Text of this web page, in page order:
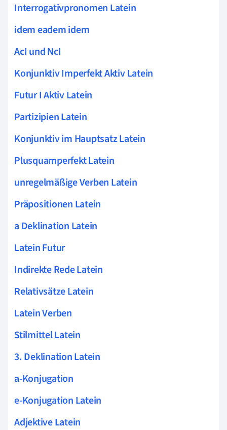
Interrogativpronomen Latein
idem eadem idem
AcI und NcI
Konjunktiv Imperfekt Aktiv Latein
Futur I Aktiv Latein
Partizipien Latein
Konjunktiv im Hauptsatz Latein
Plusquamperfekt Latein
unregelmäßige Verben Latein
Präpositionen Latein
a Deklination Latein
Latein Futur
Indirekte Rede Latein
Relativsätze Latein
Latein Verben
Stilmittel Latein
3. Deklination Latein
a-Konjugation
e-Konjugation Latein
Adjektive Latein